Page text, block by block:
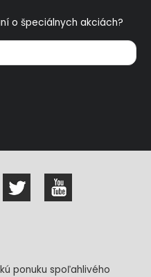
o špeciálnych akciách?
ponuku spoľahlivého